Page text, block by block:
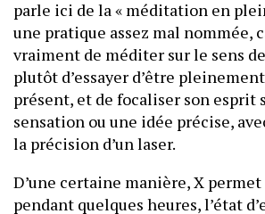
parle ici de la « méditation en
une pratique assez mal nommée,
vraiment de méditer sur le sens
plutôt d’essayer d’être
présent, et de focaliser son esprit
sensation ou une idée précise,
la précision d’un laser.
D’une certaine manière, X
pendant quelques heures, l’état